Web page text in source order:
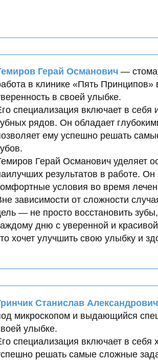
Герай Османович—
в клинике «Пять
в своей улыбке.
специализация включает в
рядов. Он обладает
ему успешно решать
Герай Османович уделяет
результатов в работе.
условия во время
зависимости от сложности
— не просто восстановить
дню с уверенной и
хочет улучшить свою улыбку и
Станислав Александрович
микроскопом и выдающийся
улыбке.
специализация включает в себя
решать самые сложные